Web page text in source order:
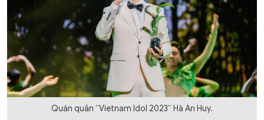
Quán quân “Vietnam Idol 2023” Hà An Huy.